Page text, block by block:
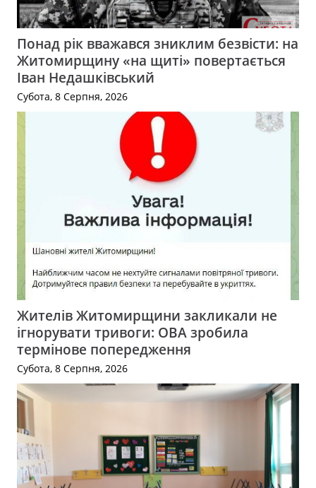
Понад рік вважався зниклим безвісти: на
Житомирщину «на щиті» повертається
Іван Недашківський
Субота, 8 Серпня, 2026
Жителів Житомирщини закликали не
ігнорувати тривоги: ОВА зробила
термінове попередження
Субота, 8 Серпня, 2026